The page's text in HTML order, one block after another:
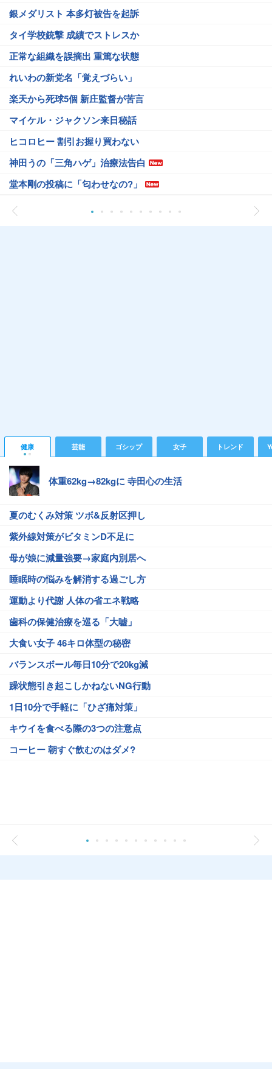
銀メダリスト 本多灯被告を起訴
タイ学校銃撃 成績でストレスか
正常な組織を誤摘出 重篤な状態
れいわの新党名「覚えづらい」
楽天から死球5個 新庄監督が苦言
マイケル・ジャクソン来日秘話
ヒコロヒー 割引お握り買わない
神田うの「三角ハゲ」治療法告白
堂本剛の投稿に「匂わせなの?」
健康 芸能 ゴシップ 女子 トレンド
体重62kg→82kgに 寺田心の生活
夏のむくみ対策 ツボ&反射区押し
紫外線対策がビタミンD不足に
母が娘に減量強要→家庭内別居へ
睡眠時の悩みを解消する過ごし方
運動より代謝 人体の省エネ戦略
歯科の保健治療を巡る「大嘘」
大食い女子 46キロ体型の秘密
バランスボール毎日10分で20kg減
躁状態引き起こしかねないNG行動
1日10分で手軽に「ひざ痛対策」
キウイを食べる際の3つの注意点
コーヒー 朝すぐ飲むのはダメ?